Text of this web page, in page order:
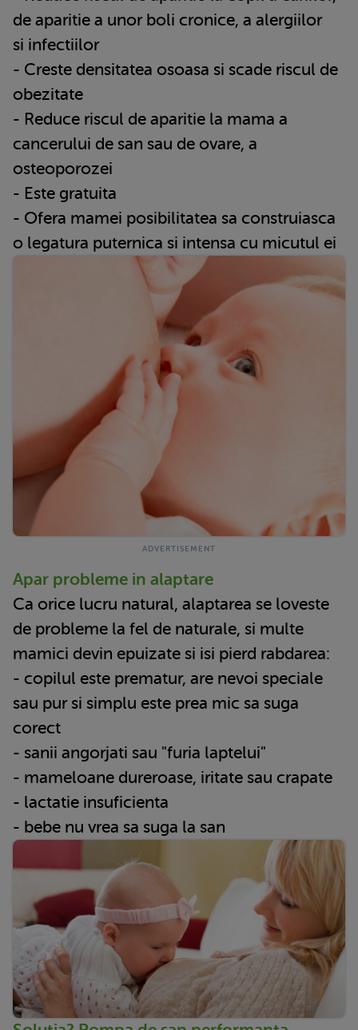
de aparitie a unor boli cronice, a alergiilor
si infectiilor
- Creste densitatea osoasa si scade riscul de
obezitate
- Reduce riscul de aparitie la mama a
cancerului de san sau de ovare, a
osteoporozei
- Este gratuita
- Ofera mamei posibilitatea sa construiasca
o legatura puternica si intensa cu micutul ei
Apar probleme in alaptare
Ca orice lucru natural, alaptarea se loveste
de probleme la fel de naturale, si multe
mamici devin epuizate si isi pierd rabdarea:
- copilul este prematur, are nevoi speciale
sau pur si simplu este prea mic sa suga
corect
- sanii angorjati sau "furia laptelui"
- mameloane dureroase, iritate sau crapate
- lactatie insuficienta
- bebe nu vrea sa suga la san